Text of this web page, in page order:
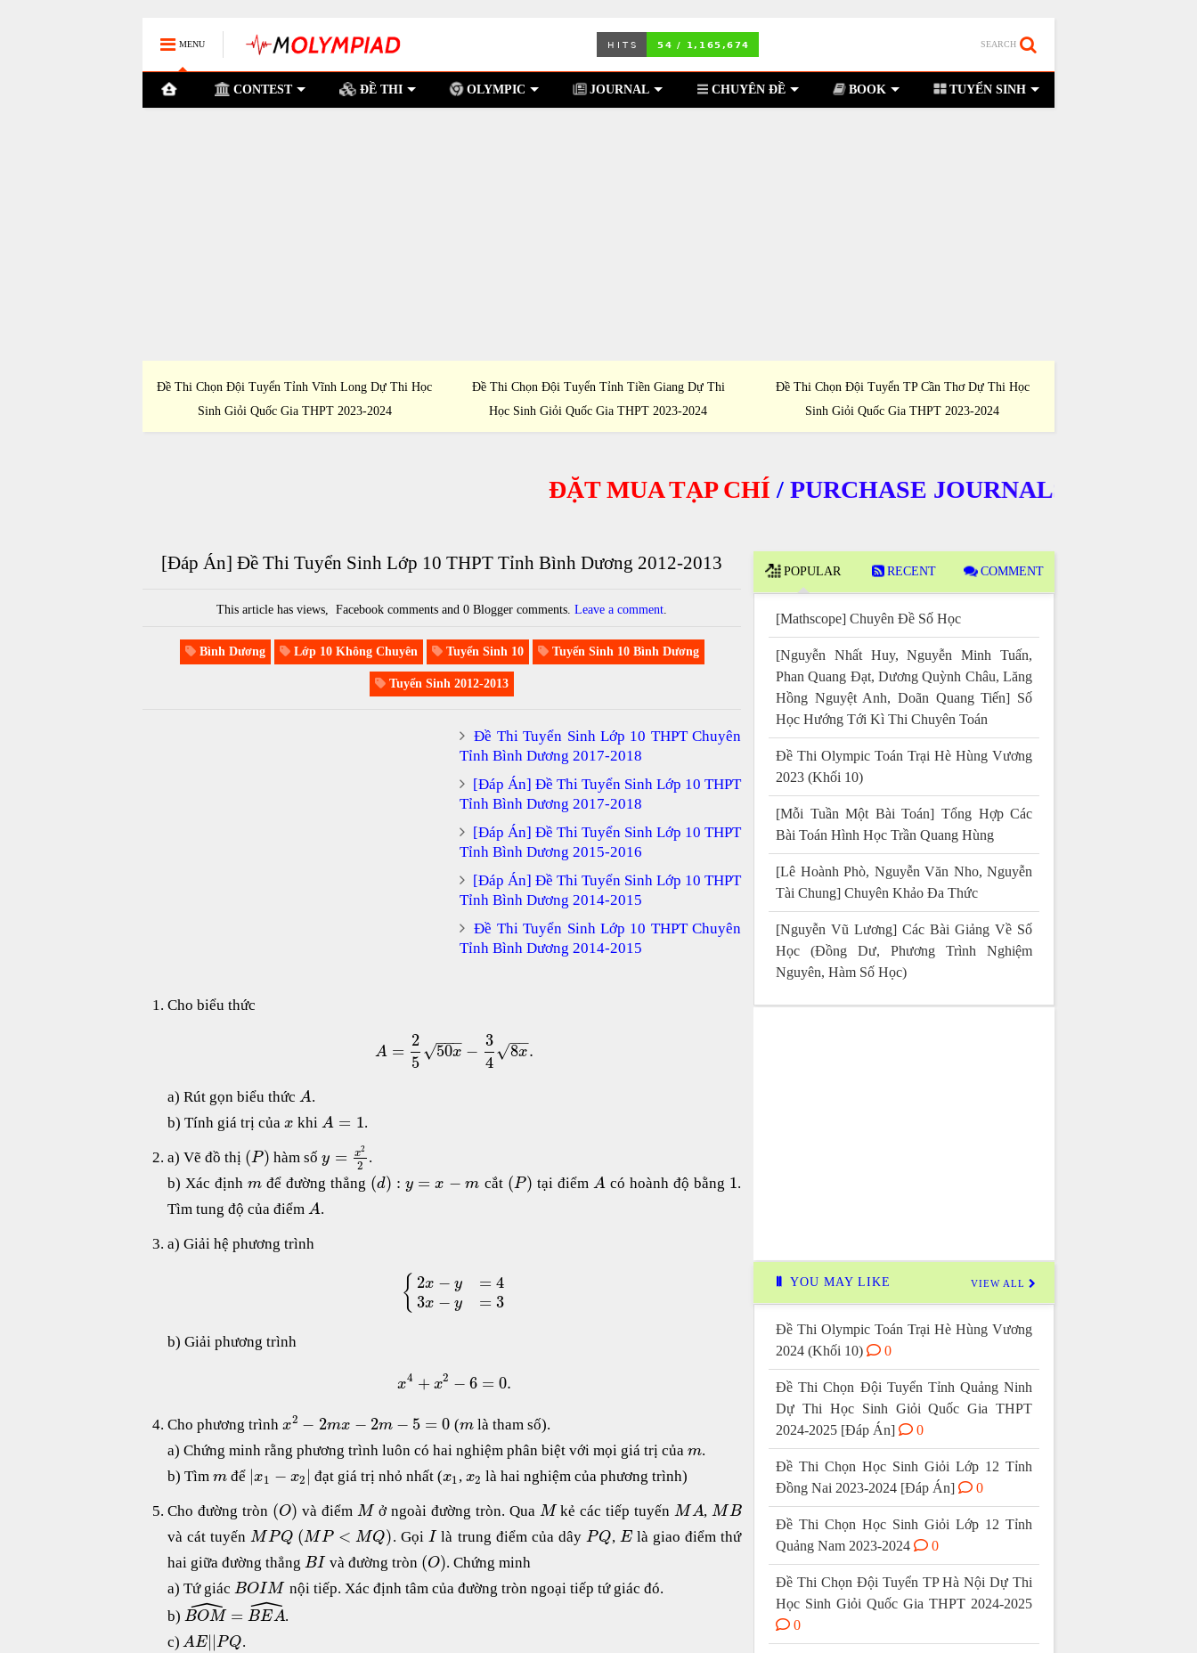
MENU SEARCH
CONTEST ĐỀ THI OLYMPIC JOURNAL CHUYÊN ĐỀ BOOK TUYỂN SINH
Đề Thi Chọn Đội Tuyển Tỉnh Vĩnh Long Dự Thi Học
Sinh Giỏi Quốc Gia THPT 2023-2024
Đề Thi Chọn Đội Tuyển Tỉnh Tiền Giang Dự Thi
Học Sinh Giỏi Quốc Gia THPT 2023-2024
Đề Thi Chọn Đội Tuyển TP Cần Thơ Dự Thi Học
Sinh Giỏi Quốc Gia THPT 2023-2024
ĐẶT MUA TẠP CHÍ/PURCHASE JOURNALS
[Đáp Án] Đề Thi Tuyển Sinh Lớp 10 THPT Tỉnh Bình Dương 2012-2013
This article hasviews, Facebook comments and 0 Blogger comments.Leave a comment
Bình Dương Lớp 10 Không Chuyên Tuyển Sinh 10 Tuyển Sinh 10 Bình Dương
Tuyển Sinh 2012-2013
Đề Thi Tuyển Sinh Lớp 10 THPT Chuyên
Tỉnh Bình Dương 2017-2018
[Đáp Án] Đề Thi Tuyển Sinh Lớp 10 THPT
Tỉnh Bình Dương 2017-2018
[Đáp Án] Đề Thi Tuyển Sinh Lớp 10 THPT
Tỉnh Bình Dương 2015-2016
[Đáp Án] Đề Thi Tuyển Sinh Lớp 10 THPT
Tỉnh Bình Dương 2014-2015
Đề Thi Tuyển Sinh Lớp 10 THPT Chuyên
Tỉnh Bình Dương 2014-2015
Cho biểu thức
A =
2
5
50x
−−
−
√ −
3
4
8x
−−
√ .
a) Rút gọn biểu thức A.
b) Tính giá trị của x khiA = 1.
a) Vẽ đồ thị (P) hàm sốy = x2
2 .
b) Xác định m để đường thẳng (d) : y = x − m cắt (P) tại điểm Acó hoành độ bằng 1.
Tìm tung độ của điểm A.
a) Giải hệ phương trình
{ 2x − y
3x − y
= 4
= 3
b) Giải phương trình
x4 + x2 − 6 = 0.
Cho phương trình x2 − 2mx − 2m − 5 = 0 (mlà tham số).
a) Chứng minh rằng phương trình luôn có hai nghiệm phân biệt với mọi giá trị của m.
b) Tìm m để |x1 − x2 | đạt giá trị nhỏ nhất (x1, x2 là hai nghiệm của phương trình)
Cho đường tròn (O) và điểm Mở ngoài đường tròn. Qua Mkẻ các tiếp tuyếnMA,MB
và cát tuyếnMPQ (MP < MQ). Gọi Ilà trung điểm của dây PQ, E là giao điểm thứ
hai giữa đường thẳng BIvà đường tròn (O). Chứng minh
a) Tứ giác BOIM nội tiếp. Xác định tâm của đường tròn ngoại tiếp tứ giác đó.
b) BOM
ˆ = BEA
ˆ .
c) AE||PQ.
POPULAR RECENT COMMENT
[Mathscope] Chuyên Đề Số Học
[Nguyễn Nhất Huy, Nguyễn Minh Tuấn,
Phan Quang Đạt, Dương Quỳnh Châu, Lăng
Hồng Nguyệt Anh, Doãn Quang Tiến] Số
Học Hướng Tới Kì Thi Chuyên Toán
Đề Thi Olympic Toán Trại Hè Hùng Vương
2023 (Khối 10)
[Mỗi Tuần Một Bài Toán] Tổng Hợp Các
Bài Toán Hình Học Trần Quang Hùng
[Lê Hoành Phò, Nguyễn Văn Nho, Nguyễn
Tài Chung] Chuyên Khảo Đa Thức
[Nguyễn Vũ Lương] Các Bài Giảng Về Số
Học (Đồng Dư, Phương Trình Nghiệm
Nguyên, Hàm Số Học)
YOU MAY LIKE VIEW ALL
Đề Thi Olympic Toán Trại Hè Hùng Vương
2024 (Khối 10)
0
Đề Thi Chọn Đội Tuyển Tỉnh Quảng Ninh
Dự Thi Học Sinh Giỏi Quốc Gia THPT
2024-2025 [Đáp Án]
0
Đề Thi Chọn Học Sinh Giỏi Lớp 12 Tỉnh
Đồng Nai 2023-2024 [Đáp Án]
0
Đề Thi Chọn Học Sinh Giỏi Lớp 12 Tỉnh
Quảng Nam 2023-2024
0
Đề Thi Chọn Đội Tuyển TP Hà Nội Dự Thi
Học Sinh Giỏi Quốc Gia THPT 2024-2025
0